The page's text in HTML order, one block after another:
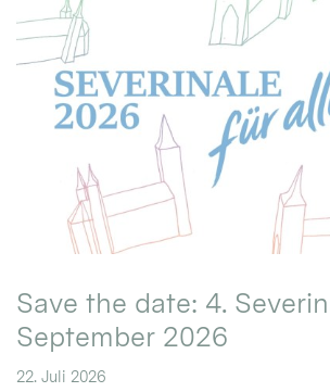
Save the date: 4.
September 2026
22. Juli 2026